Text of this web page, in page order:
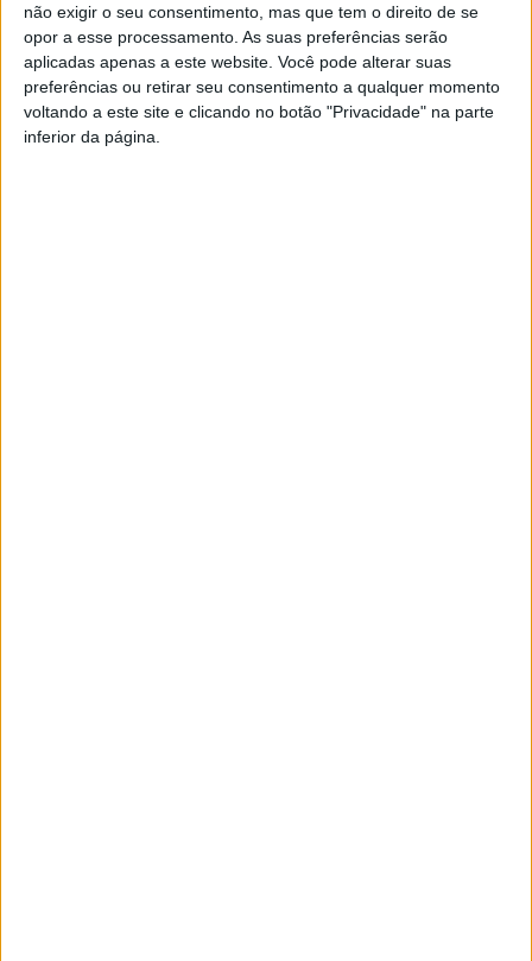
não exigir o seu consentimento, mas que tem o direito de se
opor a esse processamento. As suas preferências serão
aplicadas apenas a este website. Você pode alterar suas
preferências ou retirar seu consentimento a qualquer momento
voltando a este site e clicando no botão "Privacidade" na parte
inferior da página.
Município e Ordem dos
Psicólogos reforçam
cooperação estratégica
II Fórum Intermunicipal para
a Promoção da Saúde